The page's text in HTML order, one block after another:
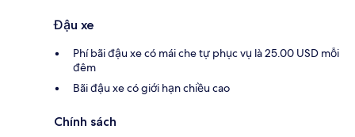
Đậu xe
Phí bãi đậu xe có mái che tự phục vụ là 25.00 USD mỗi
đêm
Bãi đậu xe có giới hạn chiều cao
Chính sách